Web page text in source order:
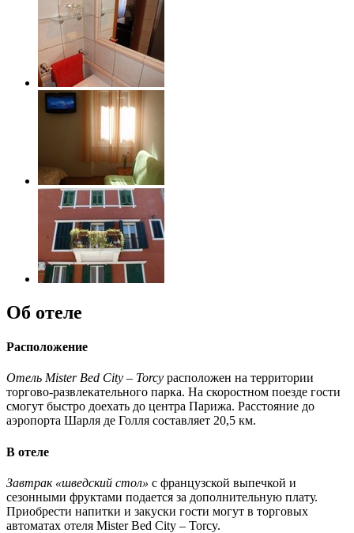
Об отеле
Расположение
Отель Mister Bed City – Torcy расположен на территории
торгово-развлекательного парка. На скоростном поезде гости
смогут быстро доехать до центра Парижа. Расстояние до
аэропорта Шарля де Голля составляет 20,5 км.
В отеле
Завтрак «шведский стол» с французской выпечкой и
сезонными фруктами подается за дополнительную плату.
Приобрести напитки и закуски гости могут в торговых
автоматах отеля Mister Bed City – Torcy.